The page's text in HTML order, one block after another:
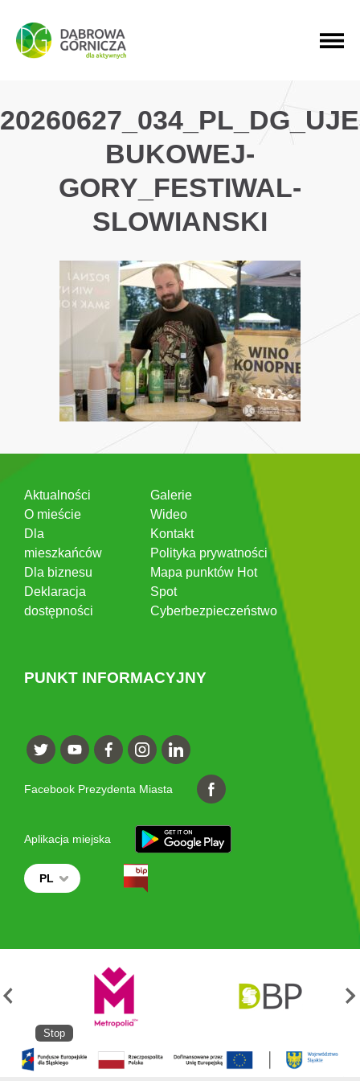
PRZEJDŹ DO MENU GŁÓWNEGO
PRZEJDŹ DO WYSZUKIWARKI
PRZEJDŹ DO TREŚCI
BUKOWEJ-
GORY_FESTIWAL-
SLOWIANSKI
Aktualności
O mieście
Dla
mieszkańców
Dla biznesu
Deklaracja
dostępności
Galerie
Wideo
Kontakt
Polityka prywatności
Mapa punktów Hot
Spot
Cyberbezpieczeństwo
PUNKT INFORMACYJNY
Facebook Prezydenta Miasta
Aplikacja miejska
PL
Stop